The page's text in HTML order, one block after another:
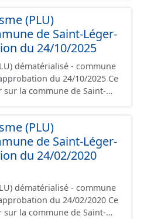
le rapport de
(à l'exception des
les orientations
géographiques. Malgré
de ces données, il est
papier font foi et sont
juridique.
(PLU)
de Saint-Léger-
du 24/10/2025
dématérialisé - commune
du 24/10/2025 Ce
la commune de Saint-
le rapport de
(à l'exception des
les orientations
Malgré
de ces données, il est
papier font foi et sont
juridique.
(PLU)
de Saint-Léger-
du 24/02/2020
dématérialisé - commune
du 24/02/2020 Ce
la commune de Saint-